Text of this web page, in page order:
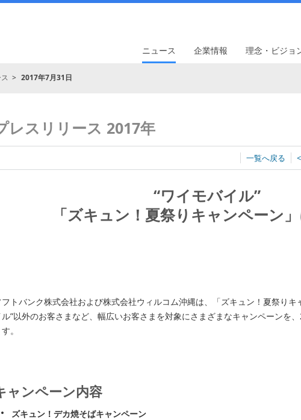
ニュース 企業情報 理念・ビジョ
2017年7月31日
レスリリース 2017年
一覧へ戻る
“ワイモバイル”
「ズキュン！夏祭りキャンペーン
トバンク株式会社および株式会社ウィルコム沖縄は、「ズキュン！夏祭りキ
”以外のお客さまなど、幅広いお客さまを対象にさまざまなキャンペーンを
。
ャンペーン内容
ズキュン！デカ焼そばキャンペーン